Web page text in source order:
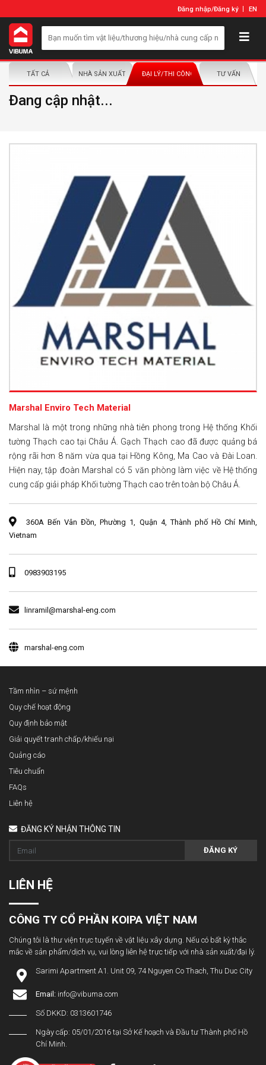
Đăng nhập/Đăng ký EN
TẤT CẢ NHÀ SẢN XUẤT/NHÀ PHÂN PHỐIĐẠI LÝ/THI CÔNG LẮP ĐẶTTƯ VẤN
Đang cập nhật...
Marshal Enviro Tech Material
Marshal là một trong những nhà tiên phong trong Hệ thống Khối
tường Thạch cao tại Châu Á. Gạch Thạch cao đã được quảng bá
rộng rãi hơn 8 năm vừa qua tại Hồng Kông, Ma Cao và Đài Loan.
Hiện nay, tập đoàn Marshal có 5 văn phòng làm việc về Hệ thống
cung cấp giải pháp Khối tường Thạch cao trên toàn bộ Châu Á.
360A Bến Vân Đồn, Phường 1, Quận 4, Thành phố Hồ Chí Minh,
Vietnam
0983903195
linramil@marshal-eng.com
marshal-eng.com
Tầm nhìn – sứ mệnh
Quy chế hoạt động
Quy định bảo mật
Giải quyết tranh chấp/khiếu nại
Quảng cáo
Tiêu chuẩn
FAQs
Liên hệ
ĐĂNG KÝ NHẬN THÔNG TIN
ĐĂNG KÝ
LIÊN HỆ
CÔNG TY CỔ PHẦN KOIPA VIỆT NAM
Chúng tôi là thư viện trực tuyến về vật liệu xây dựng. Nếu có bất kỳ thắc
mắc về sản phẩm/dịch vụ, vui lòng liên hệ trực tiếp với nhà sản xuất/đại lý.
Sarimi Apartment A1. Unit 09, 74 Nguyen Co Thach, Thu Duc City
Email: info@vibuma.com
Số DKKD: 0313601746
Ngày cấp: 05/01/2016 tại Sở Kế hoạch và Đầu tư Thành phố Hồ
Chí Minh.